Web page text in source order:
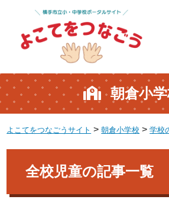
朝倉小
よこてをつなごうサイト >朝倉小学校 >学校
全校児童の記事一覧